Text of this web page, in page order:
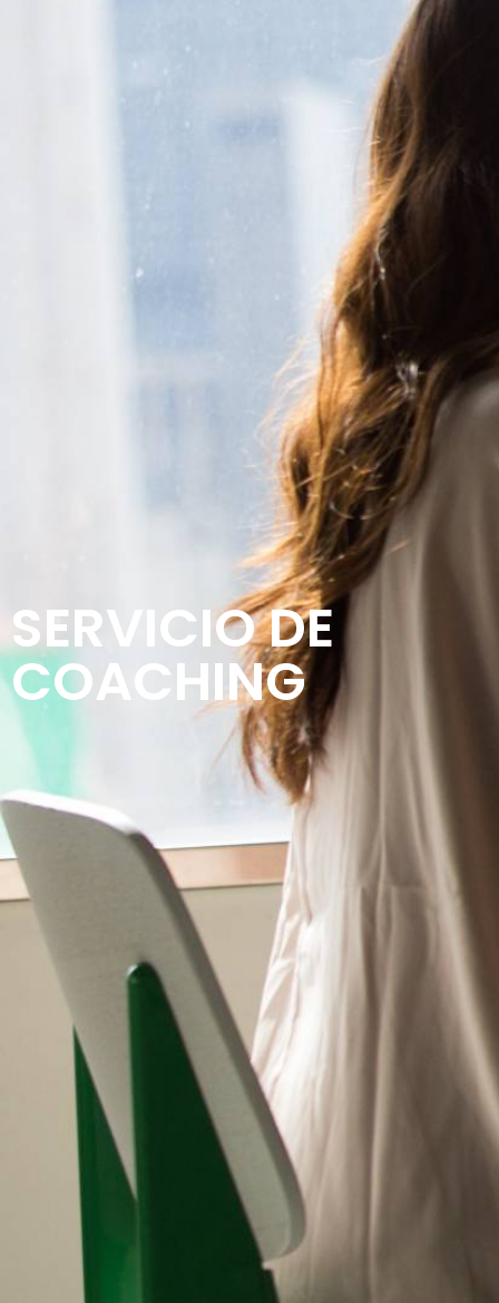
SERVICIO DE
COACHING